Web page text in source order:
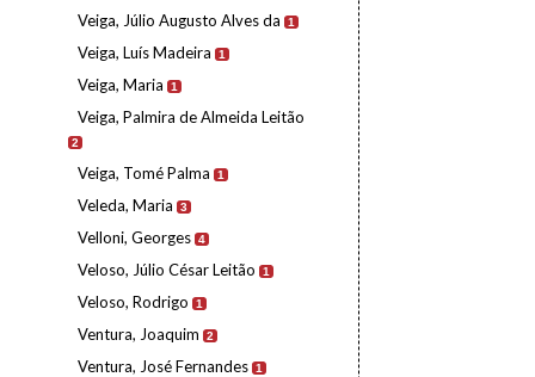
Veiga, Júlio Augusto Alves da 1
Veiga, Luís Madeira 1
Veiga, Maria 1
Veiga, Palmira de Almeida Leitão
2
Veiga, Tomé Palma 1
Veleda, Maria 3
Velloni, Georges 4
Veloso, Júlio César Leitão 1
Veloso, Rodrigo 1
Ventura, Joaquim 2
Ventura, José Fernandes 1